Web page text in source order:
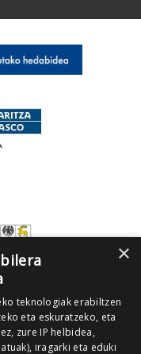
×
teknologiak erabiltzen
eta eskuratzeko, eta
zure IP helbidea,
iragarki eta eduki